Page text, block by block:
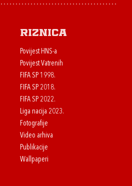
Riznica
Povijest HNS-a
Povijest Vatrenih
FIFA SP 1998.
FIFA SP 2018.
FIFA SP 2022.
Liga nacija 2023.
Fotografije
Video arhiva
Publikacije
Wallpaperi